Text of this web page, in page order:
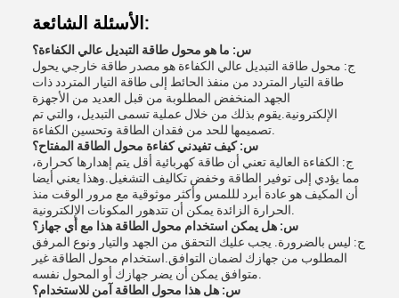
الأسئلة الشائعة:
س: ما هو محول طاقة التبديل عالي الكفاءة؟
ج: محول طاقة التبديل عالي الكفاءة هو مصدر طاقة خارجي يحول
طاقة التيار المتردد من منفذ الحائط إلى طاقة التيار المتردد ذات
الجهد المنخفض المطلوبة من قبل العديد من الأجهزة
الإلكترونية.يقوم بذلك من خلال عملية تسمى التبديل، والتي تم
س: كيف تفيدني كفاءة محول الطاقة المفتاح؟
ج: الكفاءة العالية تعني أن طاقة كهربائية أقل يتم إهدارها كحرارة،
مما يؤدي إلى توفير الطاقة وخفض تكاليف التشغيل.وهذا يعني أيضا
أن المكيف هو عادة أبرد لللمس وأكثر موثوقية مع مرور الوقت منذ
س: هل يمكن استخدام محول الطاقة هذا مع أي جهاز؟
ج: ليس بالضرورة. يجب عليك التحقق من الجهد والتيار ونوع المرفق
المطلوب من جهازك لضمان التوافق.استخدام محول الطاقة غير
س: هل هذا محول الطاقة آمن للاستخدام؟